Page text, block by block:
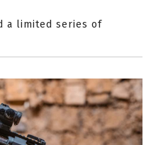
a limited series of